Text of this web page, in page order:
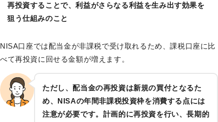
再投資することで、利益がさらなる利益を生み出す効果を
狙う仕組みのこと
NISA口座では配当金が非課税で受け取れるため、課税口座に比
べて再投資に回せる金額が増えます。
ただし、配当金の再投資は新規の買付となるた
め、NISAの年間非課税投資枠を消費する点には
注意が必要です。計画的に再投資を行い、長期的